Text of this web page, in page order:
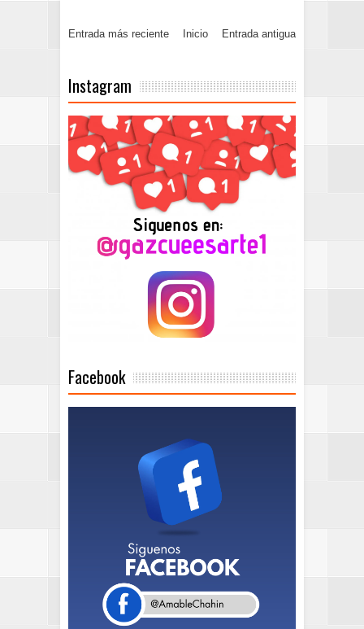
Entrada más reciente Entrada antigua
Inicio
Instagram
Facebook